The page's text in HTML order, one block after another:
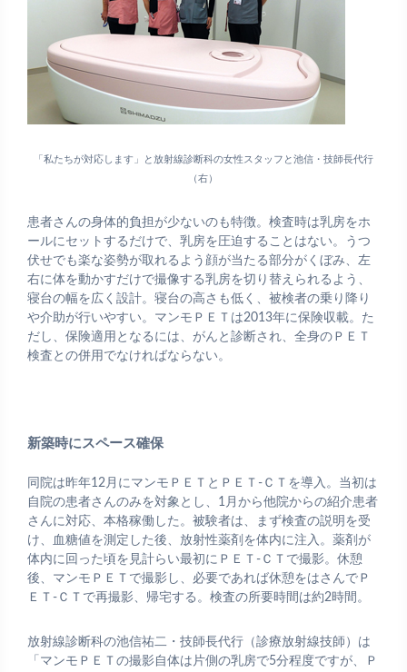
「私たちが対応します」と放射線診断科の女性スタッフと池信・技師長代行
（右）
患者さんの身体的負担が少ないのも特徴。検査時は乳房をホ
ールにセットするだけで、乳房を圧迫することはない。うつ
伏せでも楽な姿勢が取れるよう顔が当たる部分がくぼみ、左
右に体を動かすだけで撮像する乳房を切り替えられるよう、
寝台の幅を広く設計。寝台の高さも低く、被検者の乗り降り
や介助が行いやすい。マンモＰＥＴは2013年に保険収載。た
だし、保険適用となるには、がんと診断され、全身のＰＥＴ
検査との併用でなければならない。
新築時にスペース確保
同院は昨年12月にマンモＰＥＴとＰＥＴ-ＣＴを導入。当初は
自院の患者さんのみを対象とし、1月から他院からの紹介患者
さんに対応、本格稼働した。被験者は、まず検査の説明を受
け、血糖値を測定した後、放射性薬剤を体内に注入。薬剤が
体内に回った頃を見計らい最初にＰＥＴ-ＣＴで撮影。休憩
後、マンモＰＥＴで撮影し、必要であれば休憩をはさんでＰ
ＥＴ-ＣＴで再撮影、帰宅する。検査の所要時間は約2時間。
放射線診断科の池信祐二・技師長代行（診療放射線技師）は
「マンモＰＥＴの撮影自体は片側の乳房で5分程度ですが、Ｐ